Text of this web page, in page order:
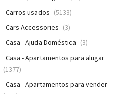
Carros usados (5133)
Cars Accessories (3)
Casa - Ajuda Doméstica (3)
Casa - Apartamentos para alugar
(1377)
Casa - Apartamentos para vender